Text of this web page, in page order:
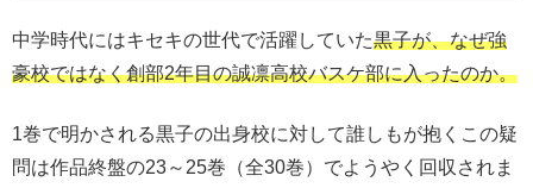
中学時代にはキセキの世代で活躍していた黒子が、なぜ強
豪校ではなく創部2年目の誠凛高校バスケ部に入ったのか。
1巻で明かされる黒子の出身校に対して誰しもが抱くこの疑
問は作品終盤の23～25巻（全30巻）でようやく回収されま